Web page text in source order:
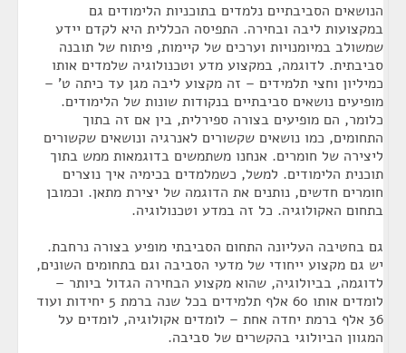
הנושאים הסביבתיים נלמדים בתוכניות הלימודים גם
במקצועות ליבה ובחירה. התפיסה הכללית היא לקדם יידע
שמשולב במיומנויות וערכים של קיימות, פיתוח של תובנה
סביבתית. לדוגמה, במקצוע מדע וטכנולוגיה שלמדים אותו
כמיליון וחצי תלמידים – זה מקצוע ליבה מגן עד כיתה ט' –
מופיעים נושאים סביבתיים בנקודות שונות של הלימודים.
כלומר, הם מופיעים בצורה ספירלית, בין אם זה בתוך
התחומים, כמו נושאים שקשורים לאנרגיה ונושאים שקשורים
ליצירה של חומרים. אנחנו משתמשים בדוגמאות ממש בתוך
תוכנית הלימודים. למשל, כשמלמדים בכימיה איך נוצרים
חומרים חדשים, נותנים את הדוגמה של יצירת מתאן. וכמובן
בתחום האקולוגיה. כל זה במדע וטכנולוגיה.
גם בחטיבה העליונה התחום הסביבתי מופיע בצורה נרחבת.
יש גם מקצוע ייחודי של מדעי הסביבה וגם בתחומים השונים,
לדוגמה, בביולוגיה, שהוא מקצוע הבחירה הגדול ביותר –
לומדים אותו 60 אלף תלמידים בכל שנה ברמת 5 יחידות ועוד
36 אלף ברמת יחדה אחת – לומדים אקולוגיה, לומדים על
המגוון הביולוגי בהקשרים של סביבה.